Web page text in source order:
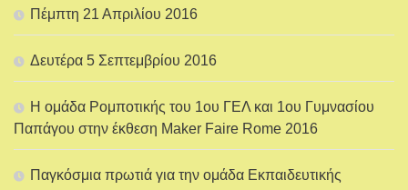
Πέμπτη 21 Απριλίου 2016
Δευτέρα 5 Σεπτεμβρίου 2016
Η ομάδα Ρομποτικής του 1ου ΓΕΛ και 1ου Γυμνασίου
Παπάγου στην έκθεση Maker Faire Rome 2016
Παγκόσμια πρωτιά για την ομάδα Εκπαιδευτικής